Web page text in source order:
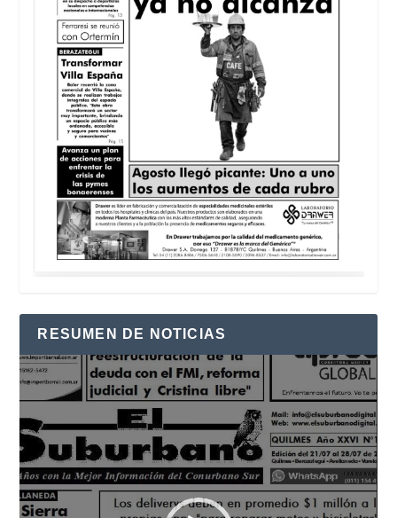
RESUMEN DE NOTICIAS
Reproductor
de
vídeo